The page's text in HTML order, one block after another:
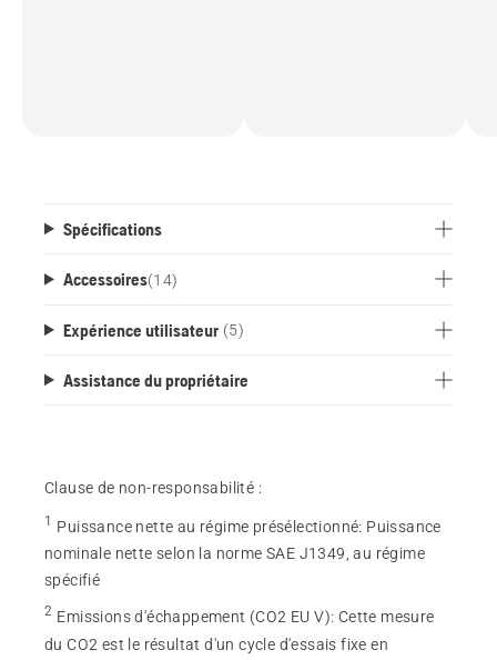
Spécifications
Accessoires(14)
Expérience utilisateur (5)
Assistance du propriétaire
Clause de non-responsabilité :
1 Puissance nette au régime présélectionné: Puissance
nominale nette selon la norme SAE J1349, au régime
spécifié
2 Emissions d'échappement (CO2 EU V): Cette mesure
du CO2 est le résultat d'un cycle d'essais fixe en